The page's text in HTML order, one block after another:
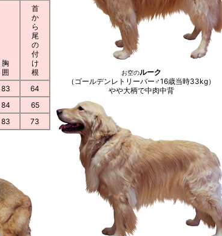
胸
囲
首
か
ら
尾
の
付
け
根
83
64
84
65
83 73
お空のルーク
（ゴールデンレトリーバー♂16歳当時33kg）
やや大柄で中肉中背